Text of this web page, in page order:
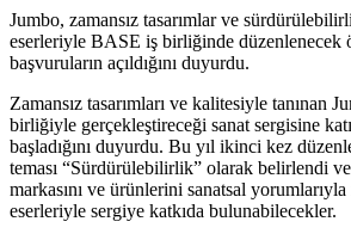
Jumbo, zamansız tasarımlar ve
eserleriyle BASE iş birliğinde düzenlenecek
başvuruların açıldığını duyurdu.
Zamansız tasarımları ve kalitesiyle tanınan
birliğiyle gerçekleştireceği sanat sergisine
başladığını duyurdu. Bu yıl ikinci kez
teması “Sürdürülebilirlik” olarak belirlendi ve
markasını ve ürünlerini sanatsal
eserleriyle sergiye katkıda bulunabilecekler.